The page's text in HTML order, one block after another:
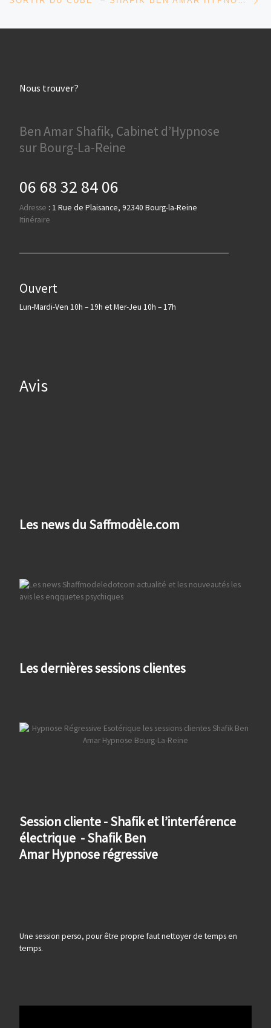
Nous trouver?
Ben Amar Shafik, Cabinet d’Hypnose
sur Bourg-La-Reine
06 68 32 84 06
Adresse : 1 Rue de Plaisance, 92340 Bourg-la-Reine
Itinéraire
Ouvert
Lun-Mardi-Ven 10h – 19h et Mer-Jeu 10h – 17h
Avis
Les news du Saffmodèle.com
Les dernières sessions clientes
Session cliente - Shafik et l’interférence
électrique - Shafik Ben
Amar Hypnose régressive
Une session perso, pour être propre faut nettoyer de temps en
temps.